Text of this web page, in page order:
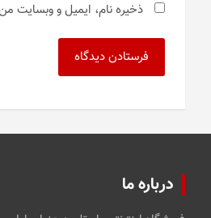
ذخیره نام، ایمیل و وبسایت
درباره ما